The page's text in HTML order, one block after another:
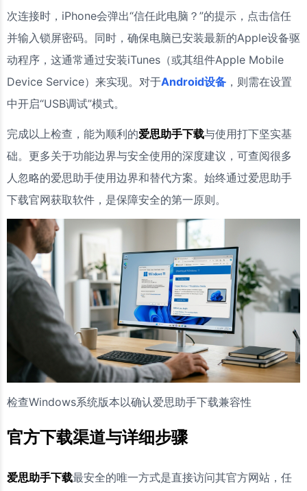
次连接时，iPhone会弹出“信任此电脑？”的提示，点击信任
并输入锁屏密码。同时，确保电脑已安装最新的Apple设备驱
动程序，这通常通过安装iTunes（或其组件Apple Mobile
Device Service）来实现。对于Android设备 ，则需在设置
中开启“USB调试”模式。
完成以上检查，能为顺利的爱思助手下载与使用打下坚实基
础。更多关于功能边界与安全使用的深度建议，可查阅很多
人忽略的爱思助手使用边界和替代方案。始终通过爱思助手
下载官网获取软件，是保障安全的第一原则。
检查Windows系统版本以确认爱思助手下载兼容性
官方下载渠道与详细步骤
爱思助手下载最安全的唯一方式是直接访问其官方网站，任